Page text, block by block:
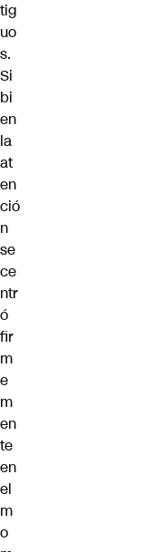
tig
uo
s.
Si
bi
en
la
at
en
ció
n
se
ce
ntr
ó
fir
m
e
m
en
te
en
el
m
o